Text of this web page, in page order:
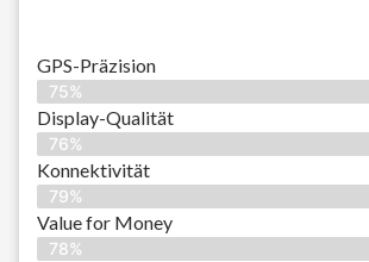
GPS-Präzision
75%
Display-Qualität
76%
Konnektivität
79%
Value for Money
78%